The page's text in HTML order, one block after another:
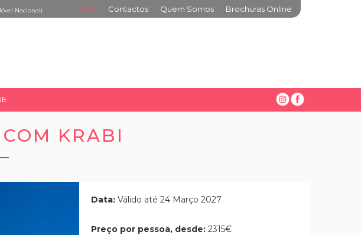
Nacional) Home Contactos Quem Somos Brochuras Online
KRABI
Data: Válido até 24 Março 2027
Preço por pessoa, desde: 2315€